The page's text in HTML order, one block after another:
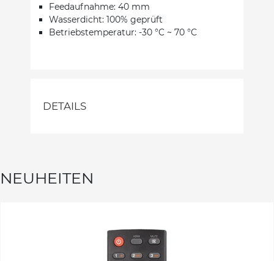
Feedaufnahme: 40 mm
Wasserdicht: 100% geprüft
Betriebstemperatur: -30 °C ~ 70 °C
DETAILS
NEUHEITEN